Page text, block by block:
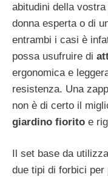
abitudini della
donna esperta o di
entrambi i casi è
possa usufruire di
ergonomica e
resistenza. Una
non è di certo il
giardino fiorito e
Il set base da
due tipi di forbici per